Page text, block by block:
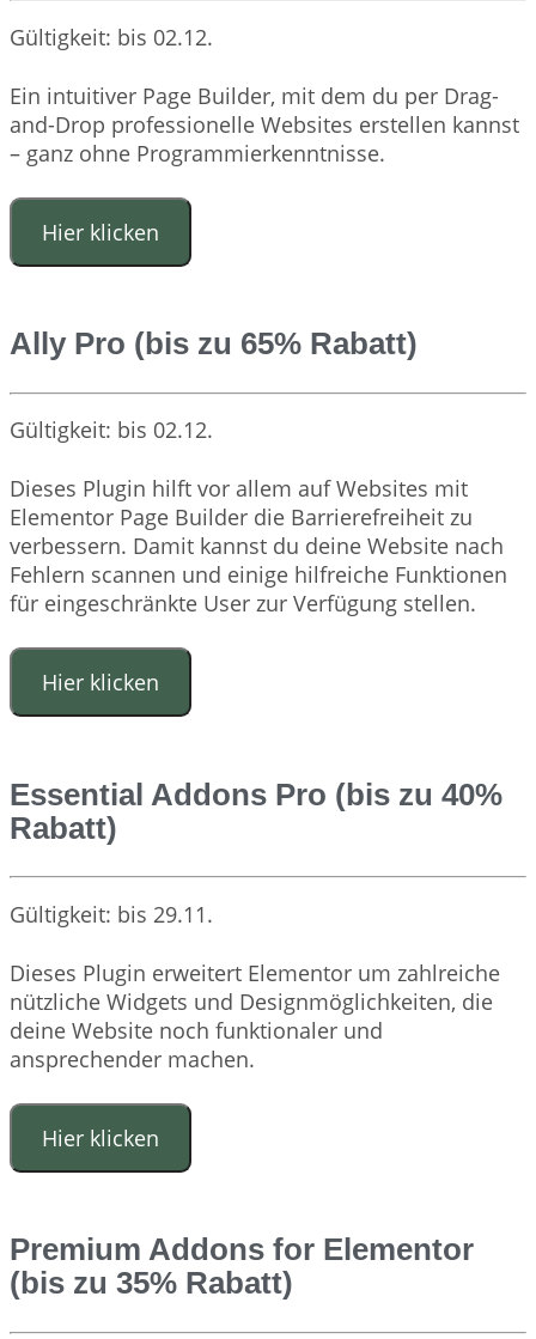
Gültigkeit: bis 02.12.
Ein intuitiver Page Builder, mit dem du per Drag-
and-Drop professionelle Websites erstellen kannst
– ganz ohne Programmierkenntnisse.
Hier klicken
Ally Pro (bis zu 65% Rabatt)
Gültigkeit: bis 02.12.
Dieses Plugin hilft vor allem auf Websites mit
Elementor Page Builder die Barrierefreiheit zu
verbessern. Damit kannst du deine Website nach
Fehlern scannen und einige hilfreiche Funktionen
für eingeschränkte User zur Verfügung stellen.
Hier klicken
Essential Addons Pro (bis zu 40%
Rabatt)
Gültigkeit: bis 29.11.
Dieses Plugin erweitert Elementor um zahlreiche
nützliche Widgets und Designmöglichkeiten, die
deine Website noch funktionaler und
ansprechender machen.
Hier klicken
Premium Addons for Elementor
(bis zu 35% Rabatt)